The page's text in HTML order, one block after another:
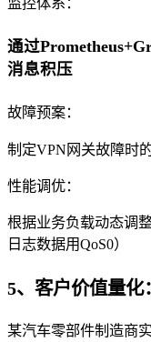
监控体系：
通过
消息积压
故障预案：
制定VPN网关故障时
性能调优：
根据业务负载动态调
日志数据用QoS0）
5、客户价值量化
某汽车零部件制造商